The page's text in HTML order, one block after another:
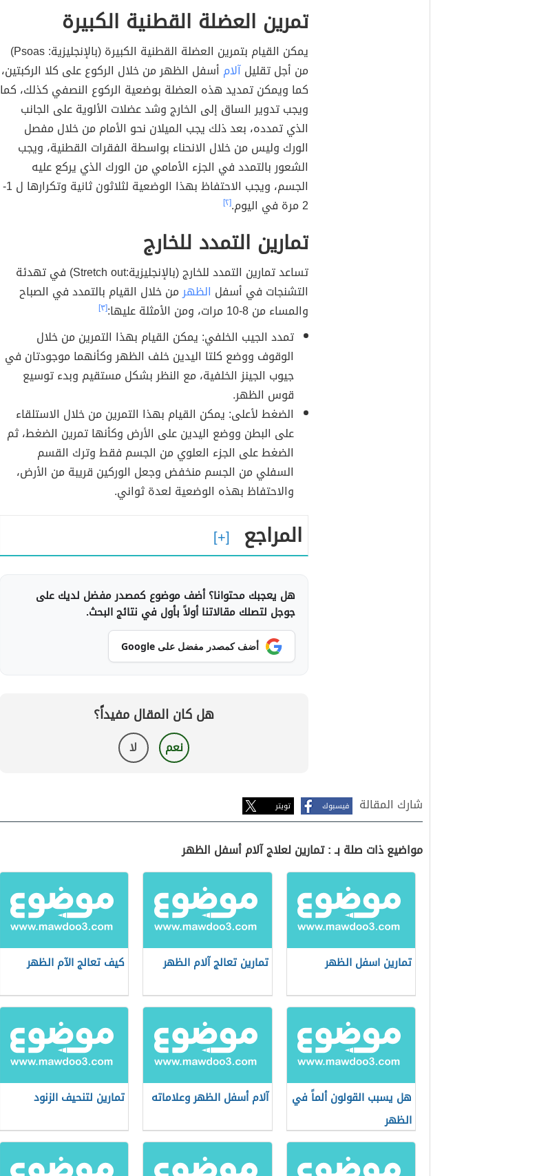
تمرين العضلة القطنية الكبيرة
يمكن القيام بتمرين العضلة القطنية الكبيرة (بالإنجليزية: Psoas)
من أجل تقليلآلام أسفل الظهر من خلال الركوع على كلا الركبتين،
كما ويمكن تمديد هذه العضلة بوضعية الركوع النصفي كذلك، كما
ويجب تدوير الساق إلى الخارج وشد عضلات الألوية على الجانب
الذي تمدده، بعد ذلك يجب الميلان نحو الأمام من خلال مفصل
الورك وليس من خلال الانحناء بواسطة الفقرات القطنية، ويجب
الشعور بالتمدد في الجزء الأمامي من الورك الذي يركع عليه
الجسم، ويجب الاحتفاظ بهذا الوضعية لثلاثون ثانية وتكرارها ل 1-
2 مرة في اليوم.
[٢]
تمارين التمدد للخارج
تساعد تمارين التمدد للخارج (بالإنجليزية:Stretch out) في تهدئة
التشنجات في أسفل الظهرمن خلال القيام بالتمدد في الصباح
والمساء من 8-10 مرات، ومن الأمثلة عليها:
[٣]
تمدد الجيب الخلفي: يمكن القيام بهذا التمرين من خلال
الوقوف ووضع كلتا اليدين خلف الظهر وكأنهما موجودتان في
جيوب الجينز الخلفية، مع النظر بشكل مستقيم وبدء توسيع
قوس الظهر.
الضغط لأعلى: يمكن القيام بهذا التمرين من خلال الاستلقاء
على البطن ووضع اليدين على الأرض وكأنها تمرين الضغط، ثم
الضغط على الجزء العلوي من الجسم فقط وترك القسم
السفلي من الجسم منخفض وجعل الوركين قريبة من الأرض،
والاحتفاظ بهذه الوضعية لعدة ثواني.
المراجع
هل يعجبك محتوانا؟ أضف موضوع كمصدر مفضل لديك على
جوجل لتصلك مقالاتنا أولاً بأول في نتائج البحث.
أضف كمصدر مفضل على Google
هل كان المقال مفيداً؟
نعم لا
شارك المقالة فيسبوك تويتر
مواضيع ذات صلة بـ : تمارين لعلاج آلام أسفل الظهر
تمارين اسفل الظهر تمارين تعالج آلام الظهر كيف تعالج الآم الظهر
هل يسبب القولون ألماً في
الظهر
آلام أسفل الظهر وعلاماته تمارين لتنحيف الزنود